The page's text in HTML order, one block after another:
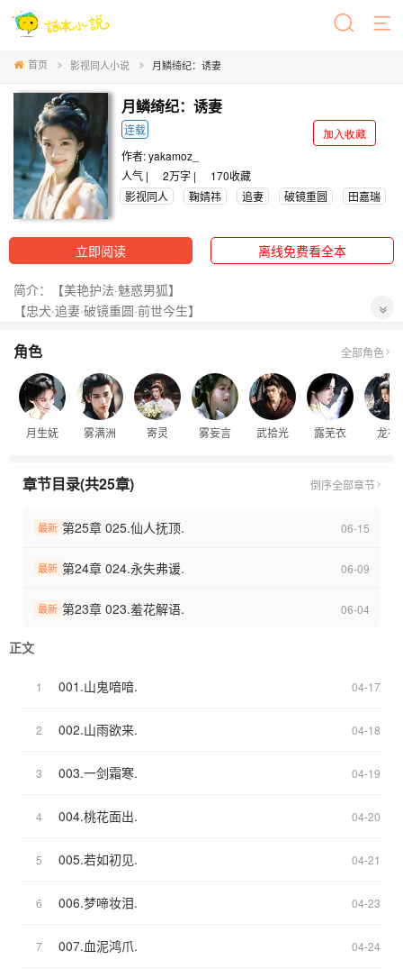
首页 影视同人小说 月鳞绮纪：诱妻
月鳞绮纪：诱妻
连载
加入收藏
作者:yakamoz_
人气 |
2万字 | 170收藏
影视同人
鞠婧祎 追妻 破镜重圆 田嘉瑞
立即阅读 离线免费看全本
简介：【美艳护法·魅惑男狐】
【忠犬·追妻·破镜重圆·前世今生】
—
我的妻子漂亮可爱但她绝非善类（＾_＾）
角色 全部角色
月生妩 雾满洲 寄灵 雾妄言 武拾光 露芜衣 龙神
章节目录(共25章) 倒序全部章节
最新 第25章 025.仙人抚顶. 06-15
最新 第24章 024.永失弗谖. 06-09
最新 第23章 023.羞花解语. 06-04
正文
1 001.山鬼喑喑. 04-17
2 002.山雨欲来. 04-18
3 003.一剑霜寒. 04-19
4 004.桃花面出. 04-20
5 005.若如初见. 04-21
6 006.梦啼妆泪. 04-23
7 007.血泥鸿爪. 04-24